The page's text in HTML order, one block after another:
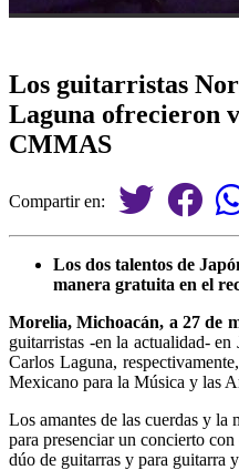
Los guitarristas
Laguna ofrecieron
CMMAS
Compartir en:
Los dos talentos de
manera gratuita en el
Morelia, Michoacán, a 27 de
guitarristas -en la actualidad-
Carlos Laguna,
Mexicano para la Música y las
Los amantes de las cuerdas y la
para presenciar un concierto
dúo de guitarras y para guitarra